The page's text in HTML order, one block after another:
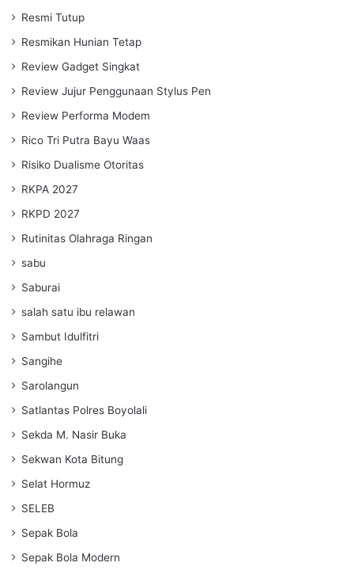
Resmi Tutup
Resmikan Hunian Tetap
Review Gadget Singkat
Review Jujur Penggunaan Stylus Pen
Review Performa Modem
Rico Tri Putra Bayu Waas
Risiko Dualisme Otoritas
RKPA 2027
RKPD 2027
Rutinitas Olahraga Ringan
sabu
Saburai
salah satu ibu relawan
Sambut Idulfitri
Sangihe
Sarolangun
Satlantas Polres Boyolali
Sekda M. Nasir Buka
Sekwan Kota Bitung
Selat Hormuz
SELEB
Sepak Bola
Sepak Bola Modern